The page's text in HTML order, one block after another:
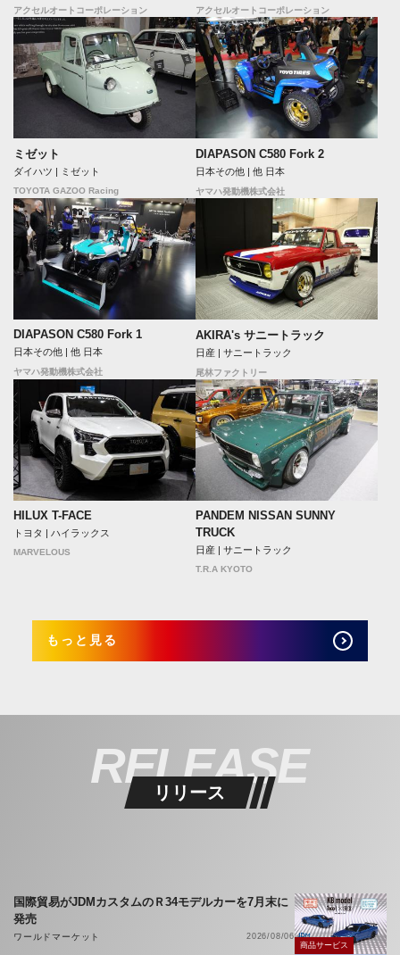
アクセルオートコーポレーション アクセルオートコーポレーション
ミゼット
ダイハツ | ミゼット
TOYOTA GAZOO Racing
DIAPASON C580 Fork 2
日本その他 | 他 日本
ヤマハ発動機株式会社
DIAPASON C580 Fork 1
日本その他 | 他 日本
ヤマハ発動機株式会社
AKIRA's サニートラック
日産 | サニートラック
尾林ファクトリー
HILUX T-FACE
トヨタ | ハイラックス
MARVELOUS
PANDEM NISSAN SUNNY
TRUCK
日産 | サニートラック
T.R.A KYOTO
もっと見る
RELEASE
リリース
国際貿易がJDMカスタムのＲ34モデルカーを7月末に
発売
ワールドマーケット
2026/08/06
商品サービス